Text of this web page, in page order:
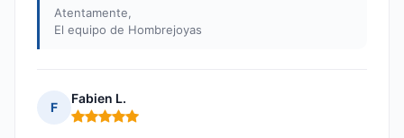
Atentamente,
El equipo de Hombrejoyas
F
Fabien L.
Nota: 5 de 5